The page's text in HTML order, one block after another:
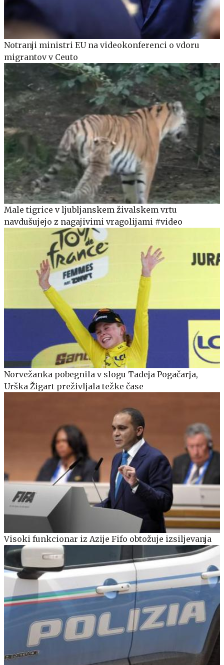
Notranji ministri EU na videokonferenci o vdoru
migrantov v Ceuto
Male tigrice v ljubljanskem živalskem vrtu
navdušujejo z nagajivimi vragolijami #video
Norvežanka pobegnila v slogu Tadeja Pogačarja,
Urška Žigart preživljala težke čase
Visoki funkcionar iz Azije Fifo obtožuje izsiljevanja